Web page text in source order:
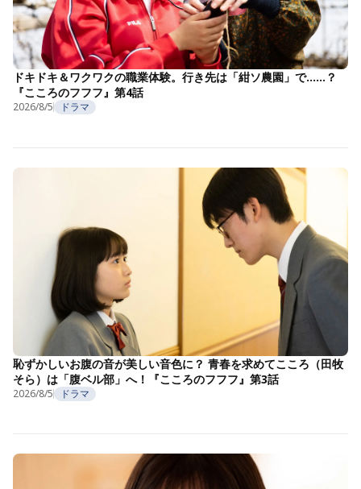
ドキドキ＆ワクワクの職業体験。行き先は「紺ソ農園」で……？
『こころのフフフ』第4話
2026/8/5 ドラマ
恥ずかしいお腹の音が美しい音色に？ 青春を求めてこころ（田牧
そら）は「腹ベル部」へ！『こころのフフフ』第3話
2026/8/5 ドラマ